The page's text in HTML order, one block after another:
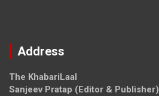
Address
The KhabariLaal
Sanjeev Pratap (Editor & Publisher)